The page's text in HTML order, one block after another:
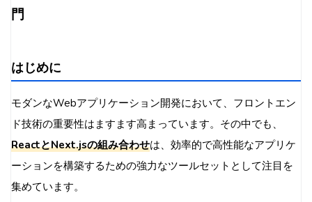
門
はじめに
モダンなWebアプリケーション開発において、フロントエン
ド技術の重要性はますます高まっています。その中でも、
ReactとNext.jsの組み合わせは、効率的で高性能なアプリケ
ーションを構築するための強力なツールセットとして注目を
集めています。